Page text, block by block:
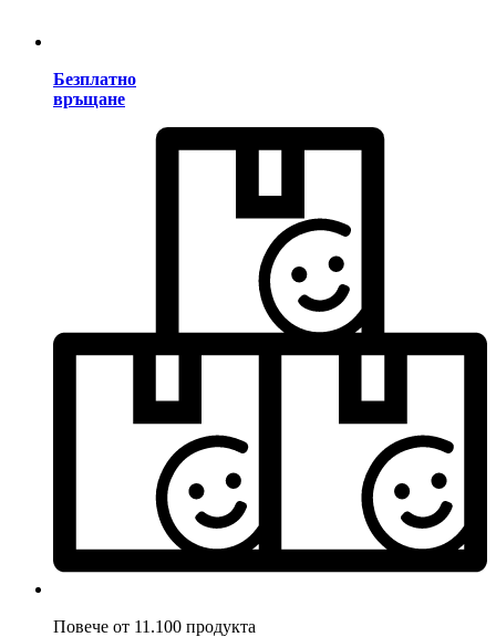
Безплатно
връщане
Повече от 11.100 продукта